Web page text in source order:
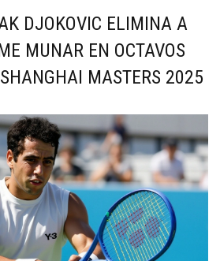
DJOKOVIC ELIMINA A
MUNAR EN OCTAVOS
MASTERS 2025